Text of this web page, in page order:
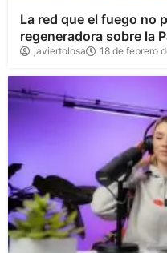
La red que el fuego no
regeneradora sobre la
javiertolosa 18 de febrero